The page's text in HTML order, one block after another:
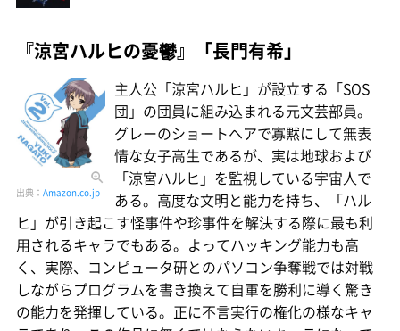
『涼宮ハルヒの憂鬱』「長門有希」
出典： Amazon.co.jp
主人公「涼宮ハルヒ」が設立する「SOS
団」の団員に組み込まれる元文芸部員。
グレーのショートヘアで寡黙にして無表
情な女子高生であるが、実は地球および
「涼宮ハルヒ」を監視している宇宙人で
ある。高度な文明と能力を持ち、「ハル
ヒ」が引き起こす怪事件や珍事件を解決する際に最も利
用されるキャラでもある。よってハッキング能力も高
く、実際、コンピュータ研とのパソコン争奪戦では対戦
しながらプログラムを書き換えて自軍を勝利に導く驚き
の能力を発揮している。正に不言実行の権化の様なキャ